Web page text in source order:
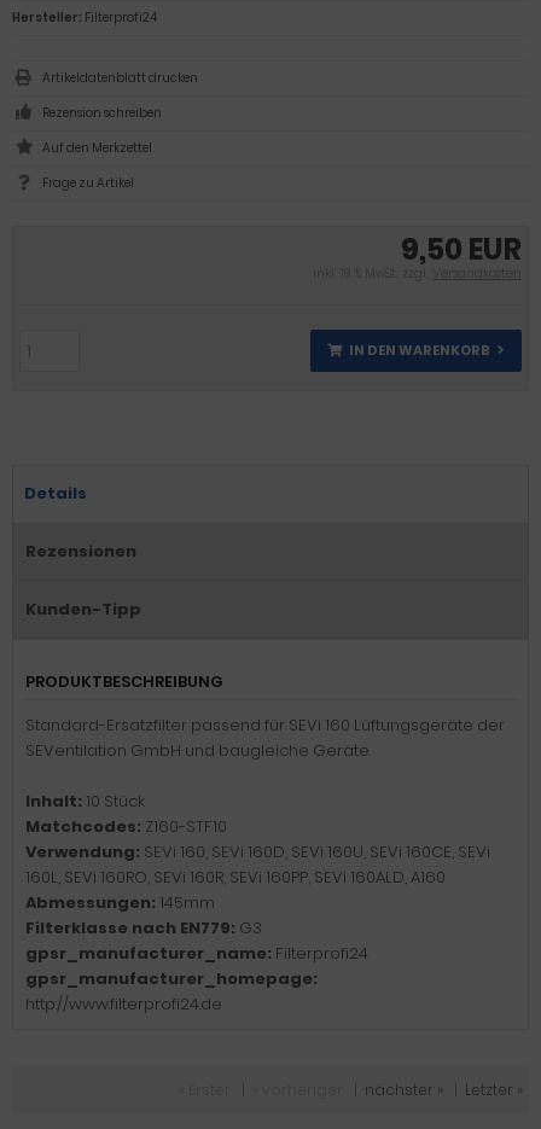
9,50 EUR
inkl. 19 % MwSt. zzgl. Versandkosten
IN DEN WARENKORB
Hersteller: Filterprofi24
Artikeldatenblatt drucken
Rezension schreiben
Frage zu Artikel
Details
Rezensionen
Kunden-Tipp
PRODUKTBESCHREIBUNG
Standard-Ersatzfilter passend für SEVi 160 Lüftungsgeräte der
SEVentilation GmbH und baugleiche Geräte.
Inhalt: 10 Stück
Matchcodes: Z160-STF10
Verwendung: SEVi 160, SEVi 160D, SEVi 160U, SEVi 160CE, SEVi
160L, SEVi 160RO, SEVi 160R, SEVi 160PP, SEVi 160ALD, A160
Abmessungen: 145mm
Filterklasse nach EN779: G3
gpsr_manufacturer_name: Filterprofi24
gpsr_manufacturer_homepage:
http://www.filterprofi24.de
nächster » Letzter »